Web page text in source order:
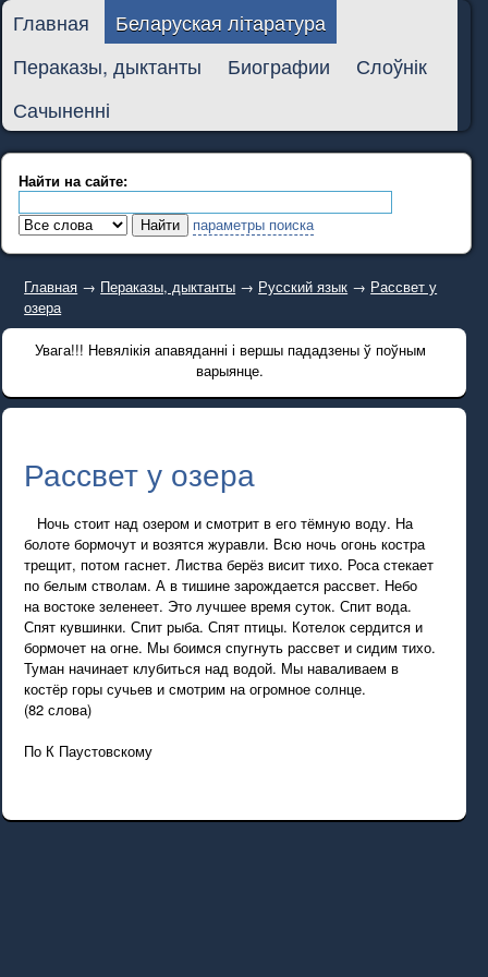
Главная
Беларуская літаратура
Пераказы, дыктанты
Биографии
Слоўнік
Сачыненні
Найти на сайте:
параметры поиска
Главная → Пераказы, дыктанты → Русский язык → Рассвет у
озера
Увага!!! Невялікія апавяданні і вершы пададзены ў поўным
варыянце.
Рассвет у озера
Ночь стоит над озером и смотрит в его тёмную воду. На
болоте бормочут и возятся журавли. Всю ночь огонь костра
трещит, потом гаснет. Листва берёз висит тихо. Роса стекает
по белым стволам. А в тишине зарождается рассвет. Небо
на востоке зеленеет. Это лучшее время суток. Спит вода.
Спят кувшинки. Спит рыба. Спят птицы. Котелок сердится и
бормочет на огне. Мы боимся спугнуть рассвет и сидим тихо.
Туман начинает клубиться над водой. Мы наваливаем в
костёр горы сучьев и смотрим на огромное солнце.
(82 слова)
По К Паустовскому